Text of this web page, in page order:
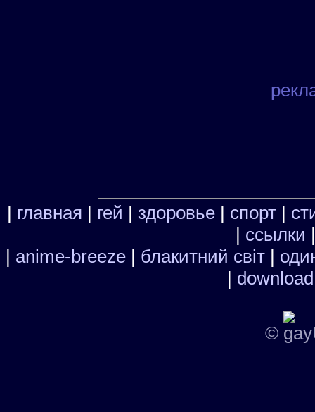
| главная | гей | здоровье | спорт |
| ссылки
| anime-breeze | блакитний свiт |
| download
©